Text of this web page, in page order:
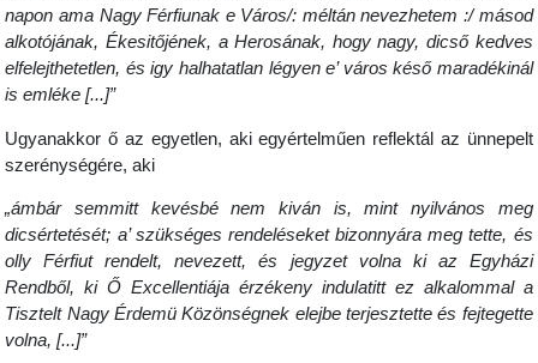
napon ama Nagy Férfiunak e Város/: méltán nevezhetem :/ másod
alkotójának, Ékesitőjének, a Herosának, hogy nagy, dicső kedves
elfelejthetetlen, és igy halhatatlan légyen e’ város késő maradékinál
is emléke [...]”
Ugyanakkor ő az egyetlen, aki egyértelműen reflektál az ünnepelt
szerénységére, aki
„ámbár semmitt kevésbé nem kiván is, mint nyilvános meg
dicsértetését; a’ szükséges rendeléseket bizonnyára meg tette, és
olly Férfiut rendelt, nevezett, és jegyzet volna ki az Egyházi
Rendből, ki Ő Excellentiája érzékeny indulatitt ez alkalommal a
Tisztelt Nagy Érdemü Közönségnek elejbe terjesztette és fejtegette
volna, [...]”